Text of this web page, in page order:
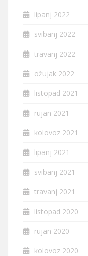
lipanj 2022
svibanj 2022
travanj 2022
ožujak 2022
listopad 2021
rujan 2021
kolovoz 2021
lipanj 2021
svibanj 2021
travanj 2021
listopad 2020
rujan 2020
kolovoz 2020